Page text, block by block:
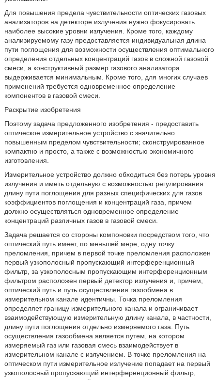
Для повышения предела чувствительности оптических газовых
анализаторов на детекторе излучения нужно фокусировать
наиболее высокие уровни излучения. Кроме того, каждому
анализируемому газу предоставляется индивидуальная длина
пути поглощения для возможности осуществления оптимального
определения отдельных концентраций газов в сложной газовой
смеси, а конструктивный размер газового анализатора
выдерживается минимальным. Кроме того, для многих случаев
применений требуется одновременное определение
компонентов в газовой смеси.
Раскрытие изобретения
Поэтому задача предложенного изобретения - предоставить
оптическое измерительное устройство с значительно
повышенным пределом чувствительности; сконструированное
компактно и просто, а также с возможностью экономичного
изготовления.
Измерительное устройство должно обходиться без потерь уровня
излучения и иметь отдельную с возможностью регулирования
длину пути поглощения для разных специфических для газов
коэффициентов поглощения и концентраций газа, причем
должно осуществляться одновременное определение
концентраций различных газов в газовой смеси.
Задача решается со стороны компоновки посредством того, что
оптический путь имеет, по меньшей мере, одну точку
преломления, причем в первой точке преломления расположен
первый узкополосный пропускающий интерференционный
фильтр, за узкополосным пропускающим интерференционным
фильтром расположен первый детектор излучения и, причем,
оптический путь и путь осуществления газообмена в
измерительном канале идентичны. Точка преломления
определяет границу измерительного канала и ограничивает
взаимодействующую измерительную длину канала, в частности,
длину пути поглощения отдельно измеряемого газа. Путь
осуществления газообмена является путем, на котором
измеряемый газ или газовая смесь взаимодействует в
измерительном канале с излучением. В точке преломления на
оптическом пути измерительное излучение попадает на первый
узкополосный пропускающий интерференционный фильтр,